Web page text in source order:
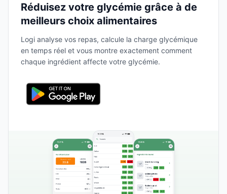
Réduisez votre glycémie grâce à de
meilleurs choix alimentaires
Logi analyse vos repas, calcule la charge glycémique
en temps réel et vous montre exactement comment
chaque ingrédient affecte votre glycémie.